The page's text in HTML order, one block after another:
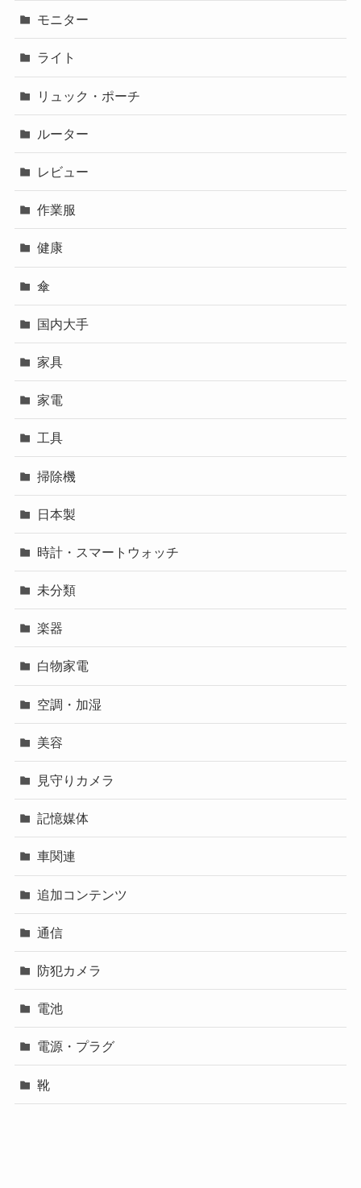
モニター
ライト
リュック・ポーチ
ルーター
レビュー
作業服
健康
傘
国内大手
家具
家電
工具
掃除機
日本製
時計・スマートウォッチ
未分類
楽器
白物家電
空調・加湿
美容
見守りカメラ
記憶媒体
車関連
追加コンテンツ
通信
防犯カメラ
電池
電源・プラグ
靴